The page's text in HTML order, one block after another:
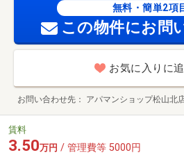
無料・簡単2項
この物件にお問
お気に入りに
お問い合わせ先 アパマンショップ松山
賃料
3.50万円 / 管理費等 5000円